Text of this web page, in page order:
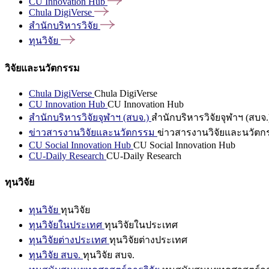
Chula DigiVerse
สำนักบริหารวิจัย
ทุนวิจัย
วิจัยและนวัตกรรม
Chula DigiVerse Chula DigiVerse
CU Innovation Hub CU Innovation Hub
สำนักบริหารวิจัยจุฬาฯ (สบจ.) สำนักบริหารวิจัยจุฬาฯ (สบจ
ข่าวสารงานวิจัยและนวัตกรรม ข่าวสารงานวิจัยและนวัตก
CU Social Innovation Hub CU Social Innovation Hub
CU-Daily Research CU-Daily Research
ทุนวิจัย
ทุนวิจัย ทุนวิจัย
ทุนวิจัยในประเทศ ทุนวิจัยในประเทศ
ทุนวิจัยต่างประเทศ ทุนวิจัยต่างประเทศ
ทุนวิจัย สบจ. ทุนวิจัย สบจ.